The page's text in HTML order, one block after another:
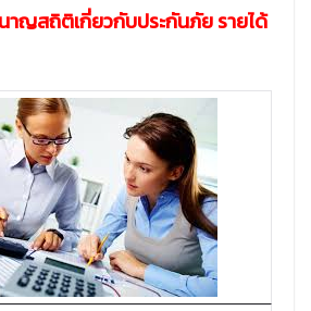
ญสถิติเกี่ยวกับประกันภัย รายได้